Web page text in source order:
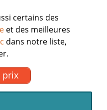
certains des
et des meilleures
dans notre liste,
prix